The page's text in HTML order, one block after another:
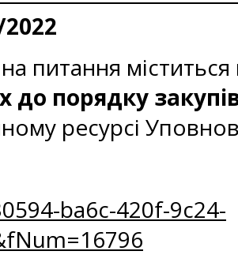
міститься
порядку
ресурсі
ba6c-420f-9c24-